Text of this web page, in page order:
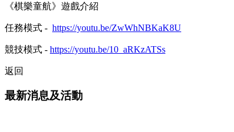
《棋樂童航》遊戲介紹
任務模式 - https://youtu.be/ZwWhNBKaK8U
競技模式 - https://youtu.be/10_aRKzATSs
返回
最新消息及活動